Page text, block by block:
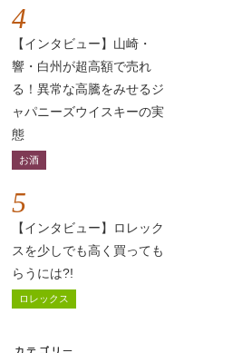
4
【インタビュー】山崎・
響・白州が超高額で売れ
る！異常な高騰をみせるジ
ャパニーズウイスキーの実
態
お酒
5
【インタビュー】ロレック
スを少しでも高く買っても
らうには?!
ロレックス